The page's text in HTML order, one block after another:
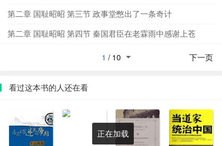
第二章 国耻昭昭 第三节 政事堂憋出了一条奇计
第二章 国耻昭昭 第四节 秦国君臣在老霖雨中感谢上苍
下一页
1 /10
看过这本书的人还在看
正在加载